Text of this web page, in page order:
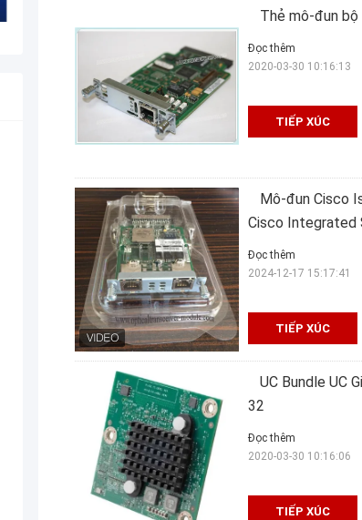
Thẻ mô-đun
TIẾP XÚC
Đọc thêm
2020-03-30 10:16:13
Mô-đun Cisco
Cisco Integrated
TIẾP XÚC
Đọc thêm
2024-12-17 15:17:41
UC Bundle UC
32
TIẾP XÚC
Đọc thêm
2020-03-30 10:16:06